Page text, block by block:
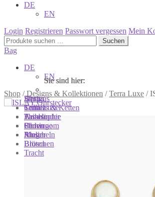
DE
EN
Login Registrieren Passwort vergessen Mein
Suchen
nach:
Suchen
Bag
DE
EN
Shop /Designs & Kollektionen /Terra Luxe /
Sie sind hier:
Shop
Colliers & Ketten
Armbänder
Ohrringe
Ringe
Broschen
Sie sind hier:
Designs
Terra Luxe
Tasseln
Perlen
Muscheln
Blüten
Tracht
Sie sind hier:
About
Sonnia
Philosophie
Showroom
Atelier